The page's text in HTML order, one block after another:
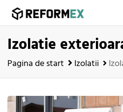
Izolatie
Pagina de start Izolatii